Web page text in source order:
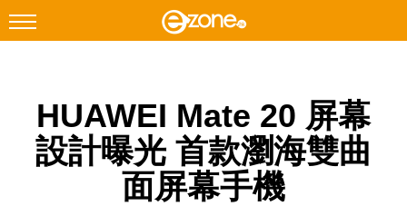
Facebook Instagram
科技焦點
HUAWEI Mate 20 屏幕
設計曝光 首款瀏海雙曲
面屏幕手機